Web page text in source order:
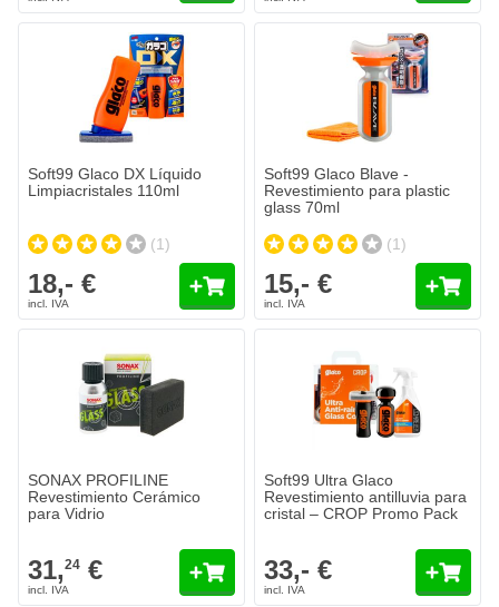
Soft99 Glaco DX Líquido
Limpiacristales 110ml
(1)
18,- €
Soft99 Glaco Blave -
Revestimiento para plastic
glass 70ml
(1)
15,- €
SONAX PROFILINE
Revestimiento Cerámico
para Vidrio
31,24 €
Soft99 Ultra Glaco
Revestimiento antilluvia para
cristal – CROP Promo Pack
33,- €